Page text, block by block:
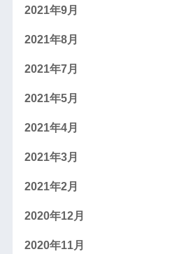
2021年9月
2021年8月
2021年7月
2021年5月
2021年4月
2021年3月
2021年2月
2020年12月
2020年11月